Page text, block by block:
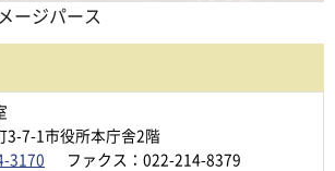
ージパース
3-7-1市役所本庁舎2階
3170 ファクス：022-214-8379